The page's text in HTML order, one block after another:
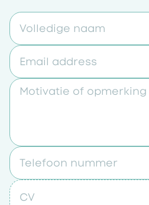
Volledige naam
Email address
Motivatie of opmerking
Telefoon nummer
CV